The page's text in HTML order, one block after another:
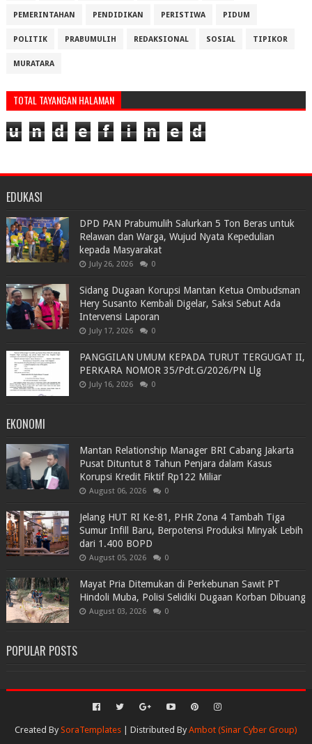
PEMERINTAHAN PENDIDIKAN PERISTIWA PIDUM
POLITIK PRABUMULIH REDAKSIONAL SOSIAL TIPIKOR
MURATARA
TOTAL TAYANGAN HALAMAN
u n d e f i n e d
EDUKASI
DPD PAN Prabumulih Salurkan 5 Ton Beras untuk
Relawan dan Warga, Wujud Nyata Kepedulian
kepada Masyarakat
July 26, 2026 0
Sidang Dugaan Korupsi Mantan Ketua Ombudsman
Hery Susanto Kembali Digelar, Saksi Sebut Ada
Intervensi Laporan
July 17, 2026 0
PANGGILAN UMUM KEPADA TURUT TERGUGAT II,
PERKARA NOMOR 35/Pdt.G/2026/PN Llg
July 16, 2026 0
EKONOMI
Mantan Relationship Manager BRI Cabang Jakarta
Pusat Dituntut 8 Tahun Penjara dalam Kasus
Korupsi Kredit Fiktif Rp122 Miliar
August 06, 2026 0
Jelang HUT RI Ke-81, PHR Zona 4 Tambah Tiga
Sumur Infill Baru, Berpotensi Produksi Minyak Lebih
dari 1.400 BOPD
August 05, 2026 0
Mayat Pria Ditemukan di Perkebunan Sawit PT
Hindoli Muba, Polisi Selidiki Dugaan Korban Dibuang
August 03, 2026 0
POPULAR POSTS
Created By SoraTemplates| Distributed By Ambot (Sinar Cyber Group)